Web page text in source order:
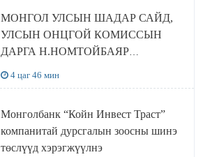
МОНГОЛ УЛСЫН ШАДАР САЙД,
УЛСЫН ОНЦГОЙ КОМИССЫН
ДАРГА Н.НОМТОЙБАЯР
4 цаг 46 мин
Монголбанк “Койн Инвест Траст”
компанитай дурсгалын зоосны шинэ
төслүүд хэрэгжүүлнэ